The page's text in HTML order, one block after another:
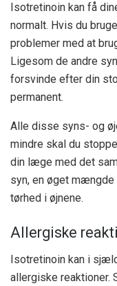
Isotretinoin kan få
normalt. Hvis du
problemer med at
Ligesom de andre
forsvinde efter din
permanent.
Alle disse syns- og
mindre skal du
din læge med det
syn, en øget
tørhed i øjnene.
Allergiske
Isotretinoin kan i
allergiske reaktioner.